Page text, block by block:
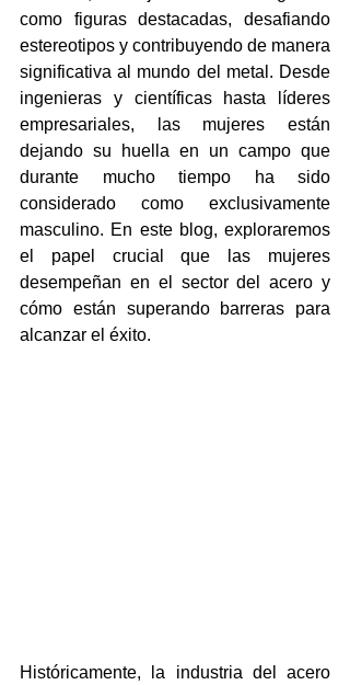
como figuras destacadas, desafiando
estereotipos y contribuyendo de manera
significativa al mundo del metal. Desde
ingenieras y científicas hasta líderes
empresariales, las mujeres están
dejando su huella en un campo que
durante mucho tiempo ha sido
considerado como exclusivamente
masculino. En este blog, exploraremos
el papel crucial que las mujeres
desempeñan en el sector del acero y
cómo están superando barreras para
alcanzar el éxito.
Históricamente, la industria del acero